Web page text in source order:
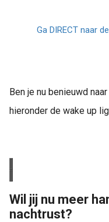
Ga DIRECT naar
Ben je nu benieuwd
hieronder de wake up
Wil jij nu meer
nachtrust?